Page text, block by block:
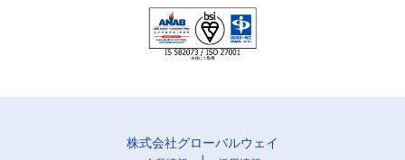
株式会社グローバルウェイ